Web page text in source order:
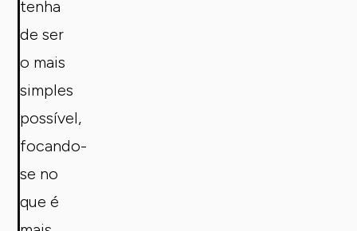
tenha
de ser
o mais
simples
possível,
focando-
se no
que é